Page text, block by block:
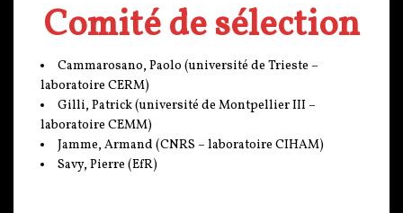
Comité de sélection
Cammarosano, Paolo (université de Trieste –
laboratoire CERM)
Gilli, Patrick (université de Montpellier III –
laboratoire CEMM)
Jamme, Armand (CNRS – laboratoire CIHAM)
Savy, Pierre (EfR)